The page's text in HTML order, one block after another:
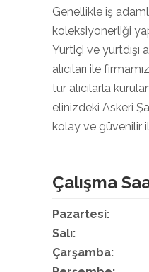
Genellikle iş
koleksiyonerliği
Yurtiçi ve yurtdışı
alıcıları ile
tür alıcılarla
elinizdeki Askeri
kolay ve güvenilir
Çalışma
Pazartesi:
Salı:
Çarşamba: